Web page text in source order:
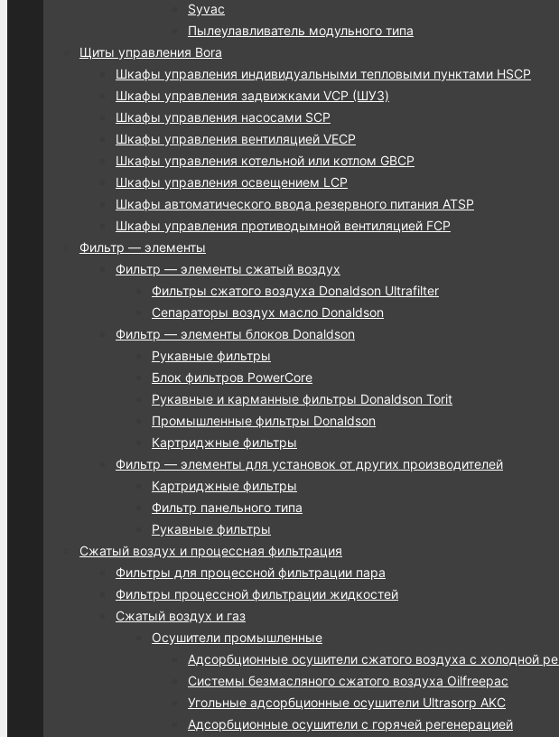
Syvac
Пылеулавливатель модульного типа
Щиты управления Bora
Шкафы управления индивидуальными тепловыми пунктами HSCP
Шкафы управления задвижками VCP (ШУЗ)
Шкафы управления насосами SCP
Шкафы управления вентиляцией VECP
Шкафы управления котельной или котлом GBCP
Шкафы управления освещением LCP
Шкафы автоматического ввода резервного питания ATSP
Шкафы управления противодымной вентиляцией FCP
Фильтр — элементы
Фильтр — элементы сжатый воздух
Фильтры сжатого воздуха Donaldson Ultrafilter
Сепараторы воздух масло Donaldson
Фильтр — элементы блоков Donaldson
Рукавные фильтры
Блок фильтров PowerCore
Рукавные и карманные фильтры Donaldson Torit
Промышленные фильтры Donaldson
Картриджные фильтры
Фильтр — элементы для установок от других производителей
Картриджные фильтры
Фильтр панельного типа
Рукавные фильтры
Сжатый воздух и процессная фильтрация
Фильтры для процессной фильтрации пара
Фильтры процессной фильтрации жидкостей
Сжатый воздух и газ
Осушители промышленные
Адсорбционные осушители сжатого воздуха с холодной
Системы безмасляного сжатого воздуха Oilfreepac
Угольные адсорбционные осушители Ultrasorp AKC
Адсорбционные осушители с горячей регенерацией